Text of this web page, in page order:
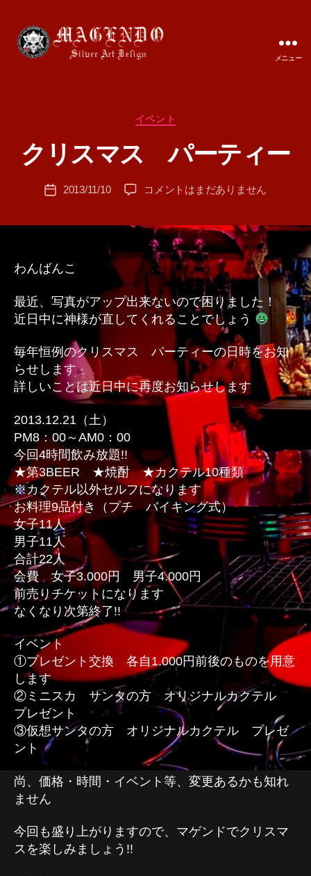
メニュー
カ
イベント
クリスマス パーティー
成
者
T
A
投
2013/11/10
ク
ス
テ
ィ
ー
の
コメントはまだありません
わんばんこ
最近、写真がアップ出来ないので困りました！
近日中に神様が直してくれることでしょう
毎年恒例のクリスマス パーティーの日時をお知
らせします
詳しいことは近日中に再度お知らせします
2013.12.21（土）
PM8：00～AM0：00
今回4時間飲み放題!!
★第3BEER ★焼酎 ★カクテル10種類
※カクテル以外セルフになります
お料理9品付き（プチ バイキング式）
女子11人
男子11人
合計22人
会費 女子3.000円 男子4.000円
前売りチケットになります
なくなり次第終了!!
イベント
①プレゼント交換 各自1.000円前後のものを用意
します
②ミニスカ サンタの方 オリジナルカクテル
プレゼント
③仮想サンタの方 オリジナルカクテル プレゼ
ント
尚、価格・時間・イベント等、変更あるかも知れ
ません
今回も盛り上がりますので、マゲンドでクリスマ
スを楽しみましょう!!